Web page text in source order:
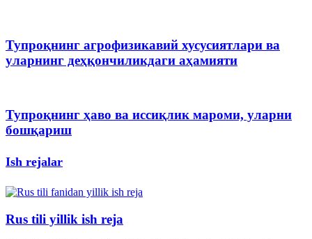
Тупроқнинг агрофизикавий хусусиятлари ва
уларнинг деҳқончиликдаги аҳамияти
Тупроқнинг ҳаво ва иссиқлик мароми, уларни
бошқариш
Ish rejalar
Rus tili yillik ish reja